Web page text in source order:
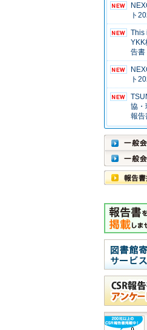
ト
This
YKK
告書
ト
協・
報告